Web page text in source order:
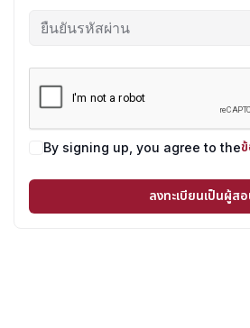
By signing up, you agree to the
ลงทะเบียนเป็นผู้ส